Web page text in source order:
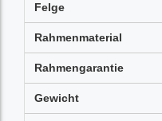
Felge
Rahmenmaterial
Rahmengarantie
Gewicht